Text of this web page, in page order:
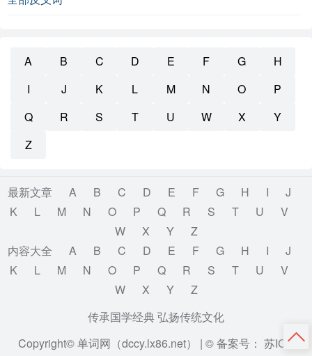
A B C D E F G
H
I
J K L M N O
P
Q
R S T U W X
Y
Z
最新文章 A B C D E F G H I
J
K
L M N O P Q R S T U
V
W
X Y
Z
内容大全
A B C D E F G H I
J
K
L M N O P Q R S T U
V
W
X Y
Z
传承国学经典 弘扬传统文化
Copyright© 单词网（dccy.lx86.net） | © 备案号： 苏ICP